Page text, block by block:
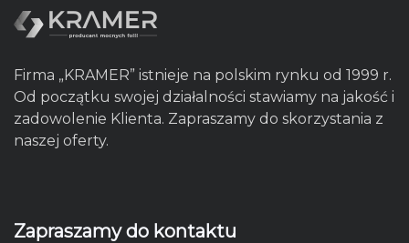
Firma „KRAMER” istnieje na polskim rynku od 1999 r.
Od początku swojej działalności stawiamy na jakość i
zadowolenie Klienta. Zapraszamy do skorzystania z
naszej oferty.
Zapraszamy do kontaktu